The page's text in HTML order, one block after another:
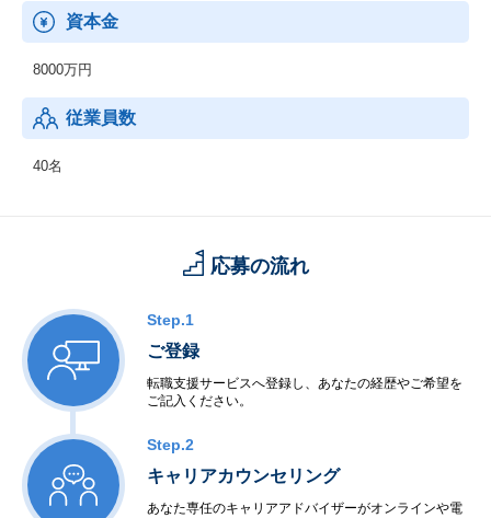
ことで、
勘と経験に頼りがちだったプレイ分析を科学的に判断・評価する
構築・運用が、福岡ソフトバンクホークスのリーグ優勝や日本シ
リーズ制覇に貢献しております。
資本金
8000万円
従業員数
40名
応募の流れ
Step.1
ご登録
転職支援サービスへ登録し、あなたの経歴やご希望を
ご記入ください。
Step.2
キャリアカウンセリング
あなた専任のキャリアアドバイザーがオンラインや電